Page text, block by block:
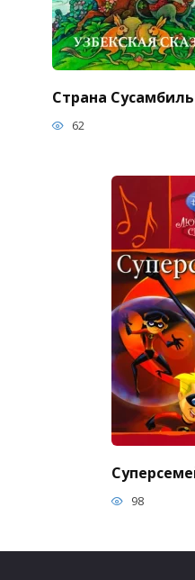
Страна
62
98